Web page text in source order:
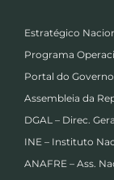
Estratégico
Programa
Portal do Governo
Assembleia da
DGAL – Direc.
INE – Instituto
ANAFRE – Ass.